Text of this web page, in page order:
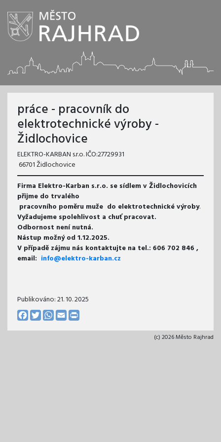
práce - pracovník do
elektrotechnické výroby -
Židlochovice
ELEKTRO-KARBAN s.r.o. IČO:27729931
66701 Židlochovice
Firma Elektro-Karban s.r.o. se sídlem v Židlochovicích
přijme do trvalého
pracovního poměru muže do elektrotechnické výroby.
Vyžadujeme spolehlivost a chuť pracovat.
Odbornost není nutná.
Nástup možný od 1.12.2025.
V případě zájmu nás kontaktujte na tel.: 606 702 846 ,
email: info@elektro-karban.cz
Publikováno:21. 10. 2025
Facebook
TwitterWhatsApp
Email
(c) 2026 Město Rajhrad